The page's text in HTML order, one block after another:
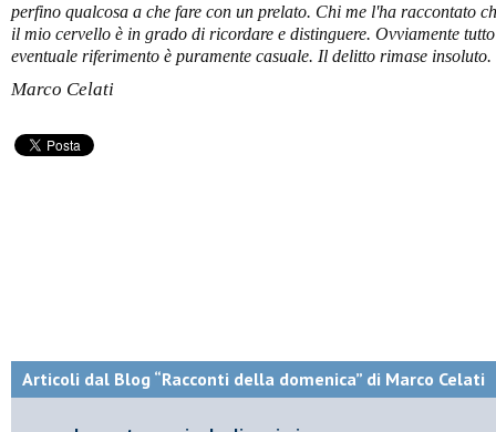
perfino qualcosa a che fare con un prelato. Chi me l'ha raccontato
il mio cervello è in grado di ricordare e distinguere. Ovviamente
eventuale riferimento è puramente casuale. Il delitto rimase insoluto.
Marco Celati
Articoli dal Blog “Racconti della domenica” di Marco Celati